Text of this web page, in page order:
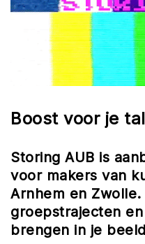
Boost voor je
Storing AUB is
voor makers van
Arnhem en
groepstrajecten
brengen in je